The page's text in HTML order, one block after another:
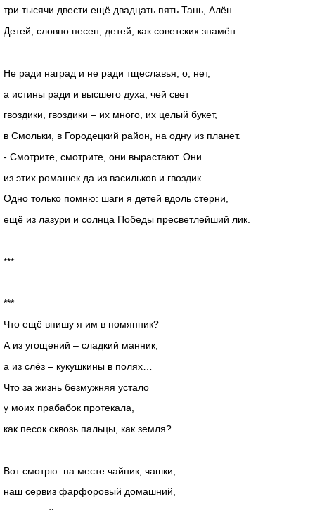
три тысячи двести ещё двадцать пять Тань, Алён.
Детей, словно песен, детей, как советских знамён.
Не ради наград и не ради тщеславья, о, нет,
а истины ради и высшего духа, чей свет
гвоздики, гвоздики – их много, их целый букет,
в Смольки, в Городецкий район, на одну из планет.
- Смотрите, смотрите, они вырастают. Они
из этих ромашек да из васильков и гвоздик.
Одно только помню: шаги я детей вдоль стерни,
ещё из лазури и солнца Победы пресветлейший лик.
***
***
Что ещё впишу я им в помянник?
А из угощений – сладкий манник,
а из слёз – кукушкины в полях…
Что за жизнь безмужняя устало
у моих прабабок протекала,
как песок сквозь пальцы, как земля?
Вот смотрю: на месте чайник, чашки,
наш сервиз фарфоровый домашний,